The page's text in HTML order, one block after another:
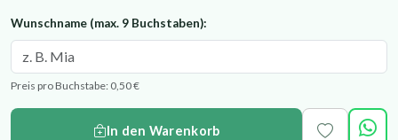
Wunschname (max. 9 Buchstaben):
Preis pro Buchstabe: 0,50 €
In den Warenkorb